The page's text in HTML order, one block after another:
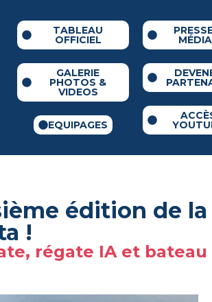
TABLEAU
OFFICIEL
GALERIE
PHOTOS &
VIDEOS
EQUIPAGES
édition de la
!
régate IA et